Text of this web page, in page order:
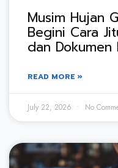
Musim Hujan
Begini Cara
dan
READ MORE »
July 22, 2026 No